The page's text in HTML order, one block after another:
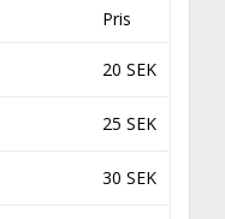
Pris
20 SEK
25 SEK
30 SEK